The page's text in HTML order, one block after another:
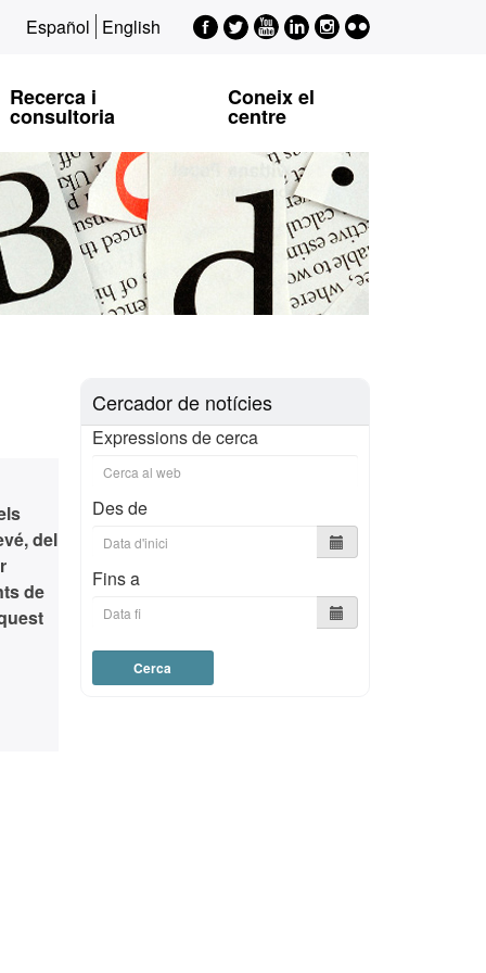
Español English Facebook
EPSI
Twitter
EPSI
Youtube
EPSI
LinkedIn
EPSI
Instagram
EPSI
Flickr
Recerca i
consultoria
Coneix el
centre
del
de
Cercador de notícies
Expressions de cerca
Des de
Fins a
Cerca